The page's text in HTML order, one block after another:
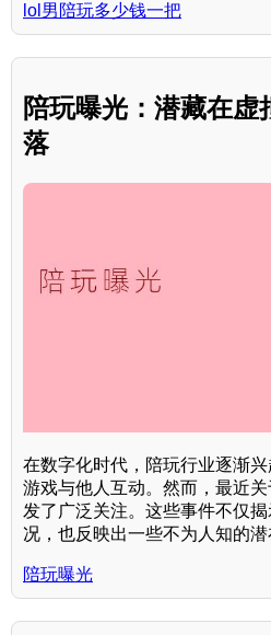
lol男陪玩多少钱一把
陪玩曝光：潜藏在虚
落
在数字化时代，陪玩行业逐渐
游戏与他人互动。然而，最近关
发了广泛关注。这些事件不仅
况，也反映出一些不为人知的潜
陪玩曝光